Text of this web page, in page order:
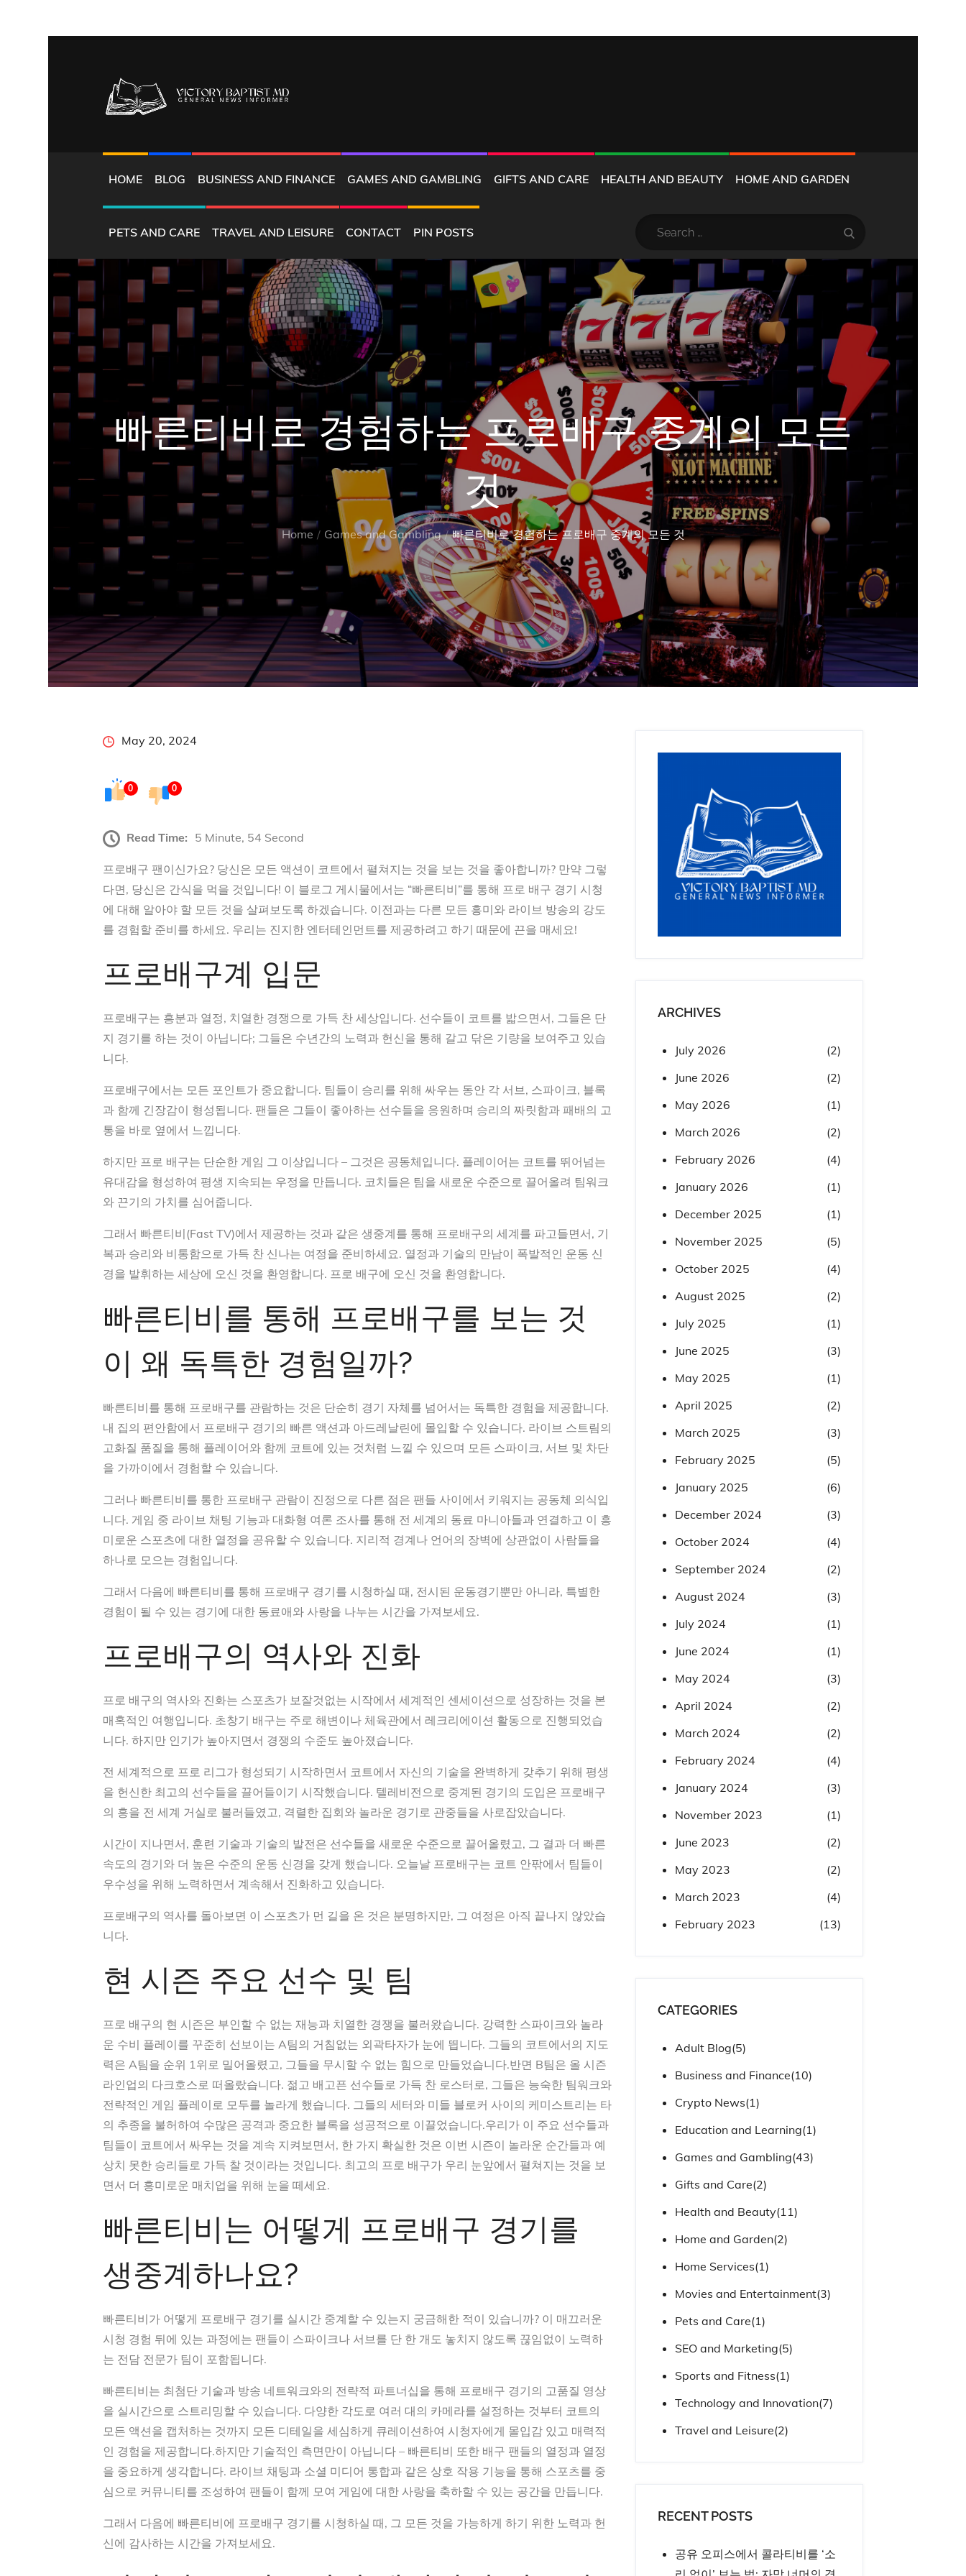
HOME BLOG BUSINESS AND FINANCE GAMES AND GAMBLING GIFTS AND CARE HEALTH AND BEAUTY HOME AND GARDEN
PETS AND CARE TRAVEL AND LEISURE CONTACT PIN POSTS
빠른티비로 경험하는 프로배구 중계의 모든
것
Home Games and Gambling 빠른티비로 경험하는 프로배구 중계의 모든 것
PostedMay 20, 2024
0 0
Read Time: 5 Minute, 54 Second
프로배구 팬이신가요? 당신은 모든 액션이 코트에서 펼쳐지는 것을 보는 것을 좋아합니까? 만약 그렇
다면, 당신은 간식을 먹을 것입니다! 이 블로그 게시물에서는 “빠른티비”를 통해 프로 배구 경기 시청
에 대해 알아야 할 모든 것을 살펴보도록 하겠습니다. 이전과는 다른 모든 흥미와 라이브 방송의 강도
를 경험할 준비를 하세요. 우리는 진지한 엔터테인먼트를 제공하려고 하기 때문에 끈을 매세요!
프로배구계 입문
프로배구는 흥분과 열정, 치열한 경쟁으로 가득 찬 세상입니다. 선수들이 코트를 밟으면서, 그들은 단
지 경기를 하는 것이 아닙니다; 그들은 수년간의 노력과 헌신을 통해 갈고 닦은 기량을 보여주고 있습
니다.
프로배구에서는 모든 포인트가 중요합니다. 팀들이 승리를 위해 싸우는 동안 각 서브, 스파이크, 블록
과 함께 긴장감이 형성됩니다. 팬들은 그들이 좋아하는 선수들을 응원하며 승리의 짜릿함과 패배의 고
통을 바로 옆에서 느낍니다.
하지만 프로 배구는 단순한 게임 그 이상입니다 – 그것은 공동체입니다. 플레이어는 코트를 뛰어넘는
유대감을 형성하여 평생 지속되는 우정을 만듭니다. 코치들은 팀을 새로운 수준으로 끌어올려 팀워크
와 끈기의 가치를 심어줍니다.
그래서 빠른티비(Fast TV)에서 제공하는 것과 같은 생중계를 통해 프로배구의 세계를 파고들면서, 기
복과 승리와 비통함으로 가득 찬 신나는 여정을 준비하세요. 열정과 기술의 만남이 폭발적인 운동 신
경을 발휘하는 세상에 오신 것을 환영합니다. 프로 배구에 오신 것을 환영합니다.
빠른티비를 통해 프로배구를 보는 것
이 왜 독특한 경험일까?
빠른티비를 통해 프로배구를 관람하는 것은 단순히 경기 자체를 넘어서는 독특한 경험을 제공합니다.
내 집의 편안함에서 프로배구 경기의 빠른 액션과 아드레날린에 몰입할 수 있습니다. 라이브 스트림의
고화질 품질을 통해 플레이어와 함께 코트에 있는 것처럼 느낄 수 있으며 모든 스파이크, 서브 및 차단
을 가까이에서 경험할 수 있습니다.
그러나 빠른티비를 통한 프로배구 관람이 진정으로 다른 점은 팬들 사이에서 키워지는 공동체 의식입
니다. 게임 중 라이브 채팅 기능과 대화형 여론 조사를 통해 전 세계의 동료 마니아들과 연결하고 이 흥
미로운 스포츠에 대한 열정을 공유할 수 있습니다. 지리적 경계나 언어의 장벽에 상관없이 사람들을
하나로 모으는 경험입니다.
그래서 다음에 빠른티비를 통해 프로배구 경기를 시청하실 때, 전시된 운동경기뿐만 아니라, 특별한
경험이 될 수 있는 경기에 대한 동료애와 사랑을 나누는 시간을 가져보세요.
프로배구의 역사와 진화
프로 배구의 역사와 진화는 스포츠가 보잘것없는 시작에서 세계적인 센세이션으로 성장하는 것을 본
매혹적인 여행입니다. 초창기 배구는 주로 해변이나 체육관에서 레크리에이션 활동으로 진행되었습
니다. 하지만 인기가 높아지면서 경쟁의 수준도 높아졌습니다.
전 세계적으로 프로 리그가 형성되기 시작하면서 코트에서 자신의 기술을 완벽하게 갖추기 위해 평생
을 헌신한 최고의 선수들을 끌어들이기 시작했습니다. 텔레비전으로 중계된 경기의 도입은 프로배구
의 흥을 전 세계 거실로 불러들였고, 격렬한 집회와 놀라운 경기로 관중들을 사로잡았습니다.
시간이 지나면서, 훈련 기술과 기술의 발전은 선수들을 새로운 수준으로 끌어올렸고, 그 결과 더 빠른
속도의 경기와 더 높은 수준의 운동 신경을 갖게 했습니다. 오늘날 프로배구는 코트 안팎에서 팀들이
우수성을 위해 노력하면서 계속해서 진화하고 있습니다.
프로배구의 역사를 돌아보면 이 스포츠가 먼 길을 온 것은 분명하지만, 그 여정은 아직 끝나지 않았습
니다.
현 시즌 주요 선수 및 팀
프로 배구의 현 시즌은 부인할 수 없는 재능과 치열한 경쟁을 불러왔습니다. 강력한 스파이크와 놀라
운 수비 플레이를 꾸준히 선보이는 A팀의 거침없는 외곽타자가 눈에 띕니다. 그들의 코트에서의 지도
력은 A팀을 순위 1위로 밀어올렸고, 그들을 무시할 수 없는 힘으로 만들었습니다.반면 B팀은 올 시즌
라인업의 다크호스로 떠올랐습니다. 젊고 배고픈 선수들로 가득 찬 로스터로, 그들은 능숙한 팀워크와
전략적인 게임 플레이로 모두를 놀라게 했습니다. 그들의 세터와 미들 블로커 사이의 케미스트리는 타
의 추종을 불허하여 수많은 공격과 중요한 블록을 성공적으로 이끌었습니다.우리가 이 주요 선수들과
팀들이 코트에서 싸우는 것을 계속 지켜보면서, 한 가지 확실한 것은 이번 시즌이 놀라운 순간들과 예
상치 못한 승리들로 가득 찰 것이라는 것입니다. 최고의 프로 배구가 우리 눈앞에서 펼쳐지는 것을 보
면서 더 흥미로운 매치업을 위해 눈을 떼세요.
빠른티비는 어떻게 프로배구 경기를
생중계하나요?
빠른티비가 어떻게 프로배구 경기를 실시간 중계할 수 있는지 궁금해한 적이 있습니까? 이 매끄러운
시청 경험 뒤에 있는 과정에는 팬들이 스파이크나 서브를 단 한 개도 놓치지 않도록 끊임없이 노력하
는 전담 전문가 팀이 포함됩니다.
빠른티비는 최첨단 기술과 방송 네트워크와의 전략적 파트너십을 통해 프로배구 경기의 고품질 영상
을 실시간으로 스트리밍할 수 있습니다. 다양한 각도로 여러 대의 카메라를 설정하는 것부터 코트의
모든 액션을 캡처하는 것까지 모든 디테일을 세심하게 큐레이션하여 시청자에게 몰입감 있고 매력적
인 경험을 제공합니다.하지만 기술적인 측면만이 아닙니다 – 빠른티비 또한 배구 팬들의 열정과 열정
을 중요하게 생각합니다. 라이브 채팅과 소셜 미디어 통합과 같은 상호 작용 기능을 통해 스포츠를 중
심으로 커뮤니티를 조성하여 팬들이 함께 모여 게임에 대한 사랑을 축하할 수 있는 공간을 만듭니다.
그래서 다음에 빠른티비에 프로배구 경기를 시청하실 때, 그 모든 것을 가능하게 하기 위한 노력과 헌
신에 감사하는 시간을 가져보세요.
ARCHIVES
July 2026
(2)
June 2026
(2)
May 2026
(1)
March 2026
(2)
February 2026
(4)
January 2026
(1)
December 2025
(1)
November 2025
(5)
October 2025
(4)
August 2025
(2)
July 2025
(1)
June 2025
(3)
May 2025
(1)
April 2025
(2)
March 2025
(3)
February 2025
(5)
January 2025
(6)
December 2024
(3)
October 2024
(4)
September 2024
(2)
August 2024
(3)
July 2024
(1)
June 2024
(1)
May 2024
(3)
April 2024
(2)
March 2024
(2)
February 2024
(4)
January 2024
(3)
November 2023
(1)
June 2023
(2)
May 2023
(2)
March 2023
(4)
February 2023
(13)
CATEGORIES
Adult Blog(5)
Business and Finance(10)
Crypto News(1)
Education and Learning(1)
Games and Gambling(43)
Gifts and Care(2)
Health and Beauty(11)
Home and Garden(2)
Home Services(1)
Movies and Entertainment(3)
Pets and Care(1)
SEO and Marketing(5)
Sports and Fitness(1)
Technology and Innovation(7)
Travel and Leisure(2)
RECENT POSTS
공유 오피스에서 콜라티비를 ‘소